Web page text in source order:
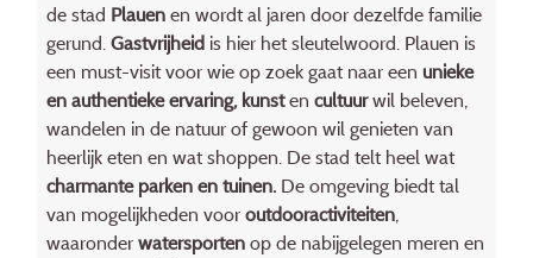
de stad Plauenen wordt al jaren door dezelfde familie
gerund. Gastvrijheid is hier het sleutelwoord. Plauen is
een must-visit voor wie op zoek gaat naar een unieke
en authentieke ervaring, kunsten cultuurwil beleven,
wandelen in de natuur of gewoon wil genieten van
heerlijk eten en wat shoppen. De stad telt heel wat
charmante parken en tuinen.De omgeving biedt tal
van mogelijkheden voor outdooractiviteiten,
waaronder watersporten op de nabijgelegen meren en